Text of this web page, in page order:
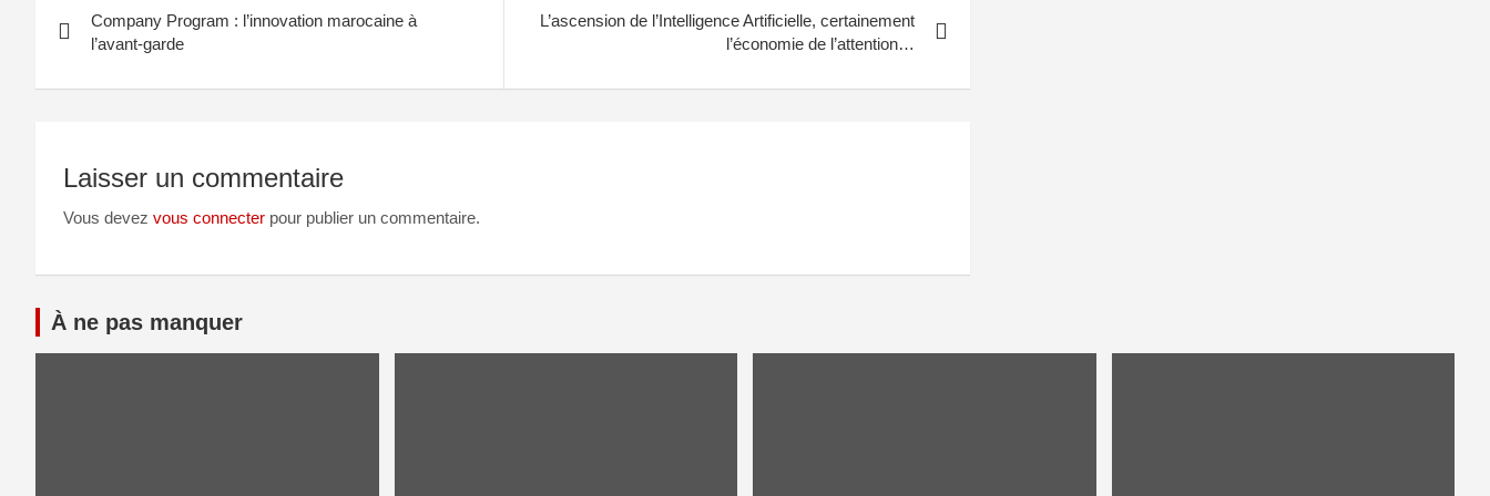
Company Program : l’innovation marocaine à
l’avant-garde
L’ascension de l’Intelligence Artificielle, certainement
l’économie de l’attention…
Laisser un commentaire
Vous devez vous connecter pour publier un commentaire.
À ne pas manquer